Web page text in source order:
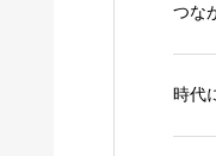
つな
時代